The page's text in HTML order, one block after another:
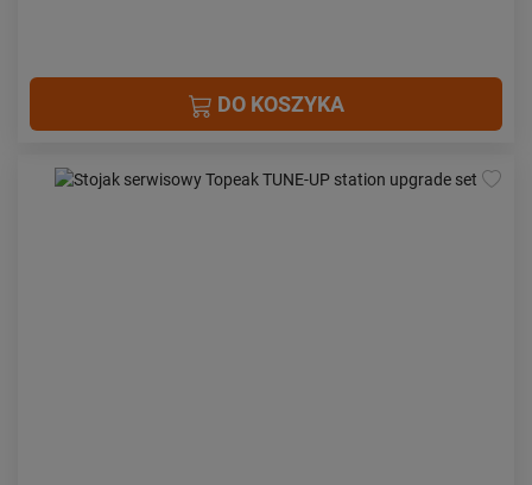
DO KOSZYKA